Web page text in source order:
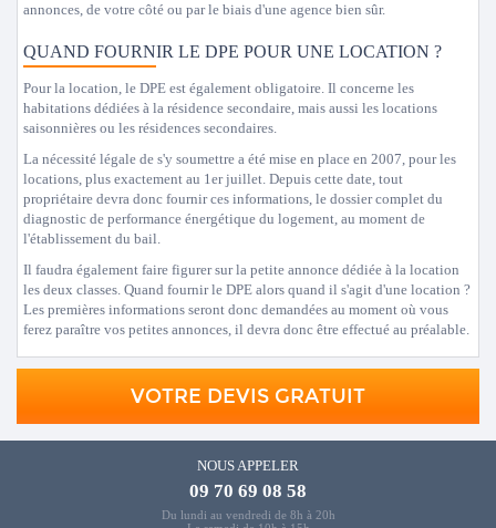
annonces, de votre côté ou par le biais d'une agence bien sûr.
QUAND FOURNIR LE DPE POUR UNE LOCATION ?
Pour la location, le DPE est également obligatoire. Il concerne les
habitations dédiées à la résidence secondaire, mais aussi les locations
saisonnières ou les résidences secondaires.
La nécessité légale de s'y soumettre a été mise en place en 2007, pour les
locations, plus exactement au 1er juillet. Depuis cette date, tout
propriétaire devra donc fournir ces informations, le dossier complet du
diagnostic de performance énergétique du logement, au moment de
l'établissement du bail.
Il faudra également faire figurer sur la petite annonce dédiée à la location
les deux classes. Quand fournir le DPE alors quand il s'agit d'une location ?
Les premières informations seront donc demandées au moment où vous
ferez paraître vos petites annonces, il devra donc être effectué au préalable.
VOTRE DEVIS GRATUIT
NOUS APPELER
09 70 69 08 58
Du lundi au vendredi de 8h à 20h